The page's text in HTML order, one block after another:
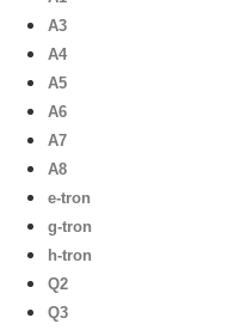
A3
A4
A5
A6
A7
A8
e-tron
g-tron
h-tron
Q2
Q3